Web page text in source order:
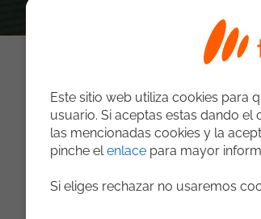
Este sitio web utiliza cookies para
usuario. Si aceptas estas dando
las mencionadas cookies y la
pinche elenlace para mayor
Si eliges rechazar no usaremos